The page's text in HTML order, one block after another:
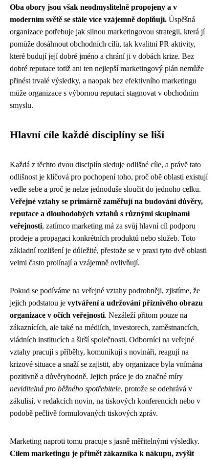
Oba obory jsou však neodmyslitelně propojeny a v
moderním světě se stále více vzájemně doplňují. Úspěšná
organizace potřebuje jak silnou marketingovou strategii, která jí
pomůže dosáhnout obchodních cílů, tak kvalitní PR aktivity,
které budují její dobré jméno a chrání ji v dobách krize. Bez
dobré reputace totiž ani ten nejlepší marketingový plán nemůže
přinést trvalé výsledky, a naopak bez efektivního marketingu
může organizace s výbornou reputací stagnovat v obchodním
smyslu.
Hlavní cíle každé disciplíny se liší
Každá z těchto dvou disciplín sleduje odlišné cíle, a právě tato
odlišnost je klíčová pro pochopení toho, proč obě oblasti existují
vedle sebe a proč je nelze jednoduše sloučit do jednoho celku.
Veřejné vztahy se primárně zaměřují na budování důvěry,
reputace a dlouhodobých vztahů s různými skupinami
veřejnosti, zatímco marketing má za svůj hlavní cíl podporu
prodeje a propagaci konkrétních produktů nebo služeb. Toto
základní rozlišení je důležité, přestože se v praxi tyto dvě oblasti
velmi často prolínají a vzájemně ovlivňují.
Pokud se podíváme na veřejné vztahy podrobněji, zjistíme, že
jejich podstatou je vytváření a udržování příznivého obrazu
organizace v očích veřejnosti. Nezáleží přitom pouze na
zákaznících, ale také na médiích, investorech, zaměstnancích,
vládních institucích a širší společnosti. Odborníci na veřejné
vztahy pracují s příběhy, komunikují s novináři, reagují na
krizové situace a snaží se zajistit, aby organizace byla vnímána
pozitivně a důvěryhodně. Jejich práce je do značné míry
neviditelná pro běžného spotřebitele, protože se odehrává v
zákulisí, v redakcích novin, na tiskových konferencích nebo v
podobě pečlivě formulovaných tiskových zpráv.
Marketing naproti tomu pracuje s jasně měřitelnými výsledky.
Cílem marketingu je přimět zákazníka k nákupu, zvýšit